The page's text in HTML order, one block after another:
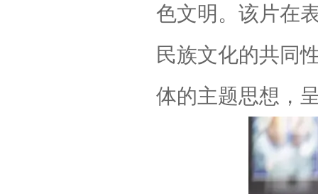
色文明。该片在
民族文化的共同
体的主题思想，